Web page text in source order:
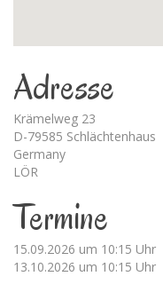
Adresse
Krämelweg 23
D-79585 Schlächtenhaus
Germany
LÖR
Termine
15.09.2026 um 10:15 Uhr
13.10.2026 um 10:15 Uhr